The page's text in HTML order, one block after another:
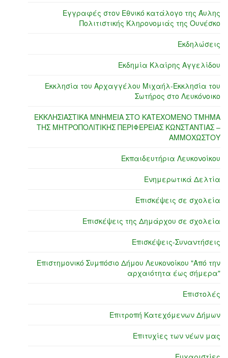
Εγγραφές στον Εθνικό κατάλογο της Άυλης
Πολιτιστικής Κληρονομιάς της Ουνέσκο
Εκδηλώσεις
Εκδημία Κλαίρης Αγγελίδου
Εκκλησία του Αρχαγγέλου Μιχαήλ-Εκκλησία του
Σωτήρος στο Λευκόνοικο
ΕΚΚΛΗΣΙΑΣΤΙΚΑ ΜΝΗΜΕΙΑ ΣΤΟ ΚΑΤΕΧΟΜΕΝΟ ΤΜΗΜΑ
ΤΗΣ ΜΗΤΡΟΠΟΛΙΤΙΚΗΣ ΠΕΡΙΦΕΡΕΙΑΣ ΚΩΝΣΤΑΝΤΙΑΣ –
ΑΜΜΟΧΩΣΤΟΥ
Εκπαιδευτήρια Λευκονοίκου
Ενημερωτικά Δελτία
Επισκέψεις σε σχολεία
Επισκέψεις της Δημάρχου σε σχολεία
Επισκέψεις-Συναντήσεις
Επιστημονικό Συμπόσιο Δήμου Λευκονοίκου "Από την
αρχαιότητα έως σήμερα"
Επιστολές
Επιτροπή Κατεχόμενων Δήμων
Επιτυχίες των νέων μας